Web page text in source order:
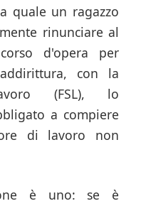
quale un ragazzo
rinunciare al
d'opera per
con la
(FSL), lo
a compiere
di lavoro non
è uno: se è